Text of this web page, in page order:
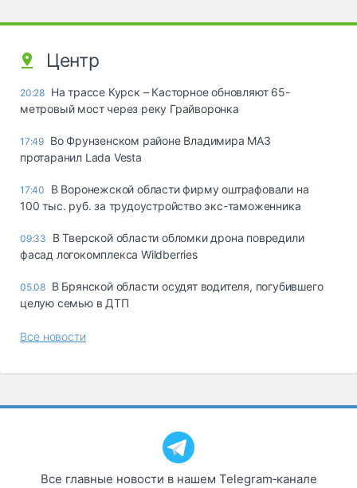
Центр
20:28 На трассе Курск – Касторное обновляют 65-
метровый мост через реку Грайворонка
17:49 Во Фрунзенском районе Владимира МАЗ
протаранил Lada Vesta
17:40
В Воронежской области фирму оштрафовали на
100 тыс. руб. за трудоустройство экс-таможенника
09:33
В Тверской области обломки дрона повредили
фасад логокомплекса Wildberries
05.08 В Брянской области осудят водителя, погубившего
целую семью в ДТП
Все новости
Все главные новости в нашем Telegram‑канале